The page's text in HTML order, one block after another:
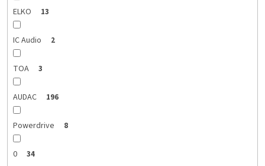
ELKO 13
IC Audio 2
TOA 3
AUDAC 196
Powerdrive 8
0 34